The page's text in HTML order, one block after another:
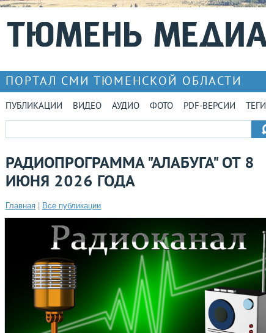
ПОРТАЛ СМИ ТЮМЕНСКОЙ ОБЛАСТИ
ПУБЛИКАЦИИ ВИДЕО АУДИО ФОТО PDF-ВЕРСИИ ТЕГИ
РАДИОПРОГРАММА "АЛАБУГА" ОТ 8
ИЮНЯ 2026 ГОДА
Главная Все публикации